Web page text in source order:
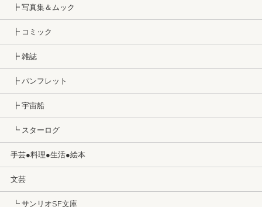
┣ 写真集＆ムック
┣ コミック
┣ 雑誌
┣ パンフレット
┣ 宇宙船
┗ スターログ
手芸●料理●生活●絵本
文芸
┗ サンリオSF文庫